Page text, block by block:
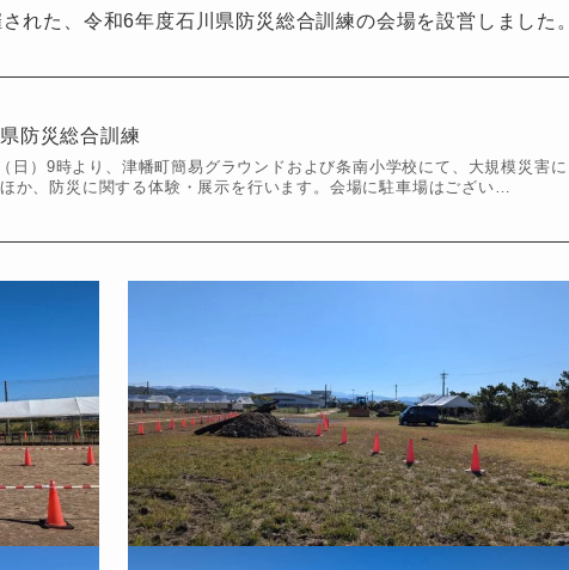
れた、令和6年度石川県防災総合訓練の会場を設営しました。
防災総合訓練
日）9時より、津幡町簡易グラウンドおよび条南小学校にて、大規模災害に
か、防災に関する体験・展示を行います。会場に駐車場はござい…